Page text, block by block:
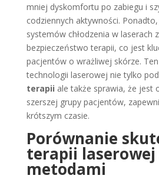
mniej dyskomfortu po zabiegu i
codziennych aktywności.
systemów chłodzenia w laserach
bezpieczeństwo terapii, co jest
pacjentów o wrażliwej skórze.
technologii laserowej nie tylko
terapii ale także sprawia, że jest
szerszej grupy pacjentów,
krótszym czasie.
Porównanie
terapii
metodami